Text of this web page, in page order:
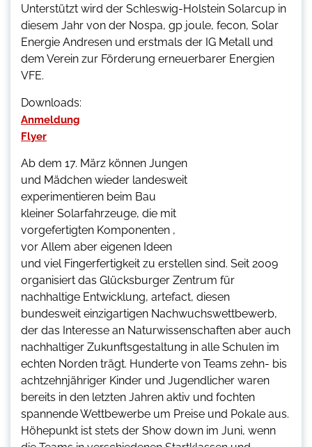
Unterstützt wird der Schleswig-Holstein Solarcup in
diesem Jahr von der Nospa, gp joule, fecon, Solar
Energie Andresen und erstmals der IG Metall und
dem Verein zur Förderung erneuerbarer Energien
VFE.
Downloads:
Anmeldung
Flyer
Ab dem 17. März können Jungen
und Mädchen wieder landesweit
experimentieren beim Bau
kleiner Solarfahrzeuge, die mit
vorgefertigten Komponenten ,
vor Allem aber eigenen Ideen
und viel Fingerfertigkeit zu erstellen sind. Seit 2009
organisiert das Glücksburger Zentrum für
nachhaltige Entwicklung, artefact, diesen
bundesweit einzigartigen Nachwuchswettbewerb,
der das Interesse an Naturwissenschaften aber auch
nachhaltiger Zukunftsgestaltung in alle Schulen im
echten Norden trägt. Hunderte von Teams zehn- bis
achtzehnjähriger Kinder und Jugendlicher waren
bereits in den letzten Jahren aktiv und fochten
spannende Wettbewerbe um Preise und Pokale aus.
Höhepunkt ist stets der Show down im Juni, wenn